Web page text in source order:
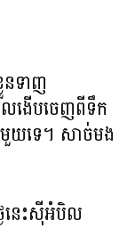
នទាញ
ងើបចេញពីទឹក
យទេ។ សាច់មង
នេះស៊ីអំបិល